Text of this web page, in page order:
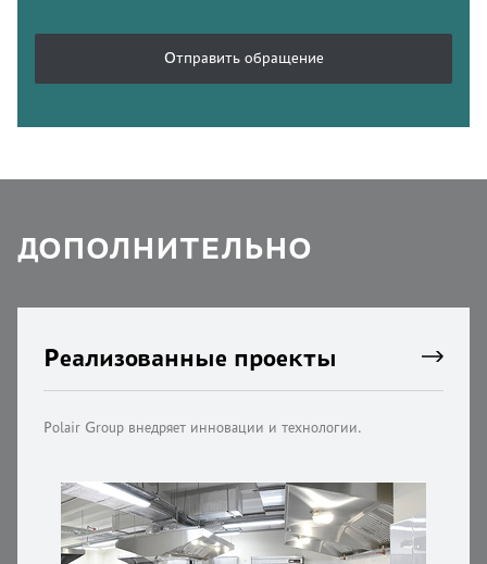
Отправить обращение
ДОПОЛНИТЕЛЬНО
Реализованные проекты
Polair Group внедряет инновации и технологии.